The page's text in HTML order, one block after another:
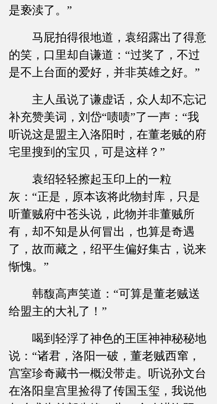
是亵渎了。”
马屁拍得很地道，袁绍露出了得意
的笑，口里却自谦道：“过奖了，不过
是不上台面的爱好，并非英雄之好。”
主人虽说了谦虚话，众人却不忘记
补充赞美词，刘岱“啧啧”了一声：“我
听说这是盟主入洛阳时，在董老贼的府
宅里搜到的宝贝，可是这样？”
袁绍轻轻擦起玉印上的一粒
灰：“正是，原本该将此物封库，只是
听董贼府中苍头说，此物并非董贼所
有，却不知是从何冒出，也算是奇遇
了，故而藏之，绍平生偏好集古，说来
惭愧。”
韩馥高声笑道：“可算是董老贼送
给盟主的大礼了！”
喝到轻浮了神色的王匡神神秘秘地
说：“诸君，洛阳一破，董老贼西窜，
宫室珍奇藏书一概没带走。听说孙文台
在洛阳皇宫里捡得了传国玉玺，我说他